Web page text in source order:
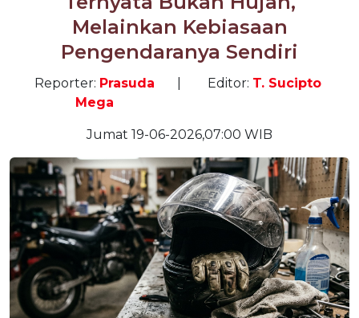
Melainkan Kebiasaan
Pengendaranya Sendiri
Reporter: Prasuda
Mega
Editor: T. Sucipto
Jumat 19-06-2026,07:00 WIB